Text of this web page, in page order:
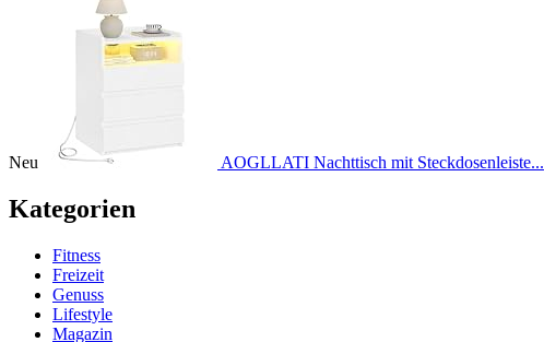
Neu AOGLLATI Nachttisch mit Steckdosenleiste...
Kategorien
Fitness
Freizeit
Genuss
Lifestyle
Magazin